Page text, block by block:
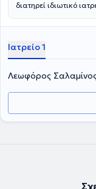
διατηρεί ιδιωτικό
και στη συνέχεια
Πανεπιστήμιο της
στην Ενδοδοντολογία,
είναι η παλαιότερη
πληθώρα σεμιναρίων
εμπειρία σε
όπως επαναλήψεις
καθώς και μεγάλη
Ιατρείο 1
Λεωφόρος